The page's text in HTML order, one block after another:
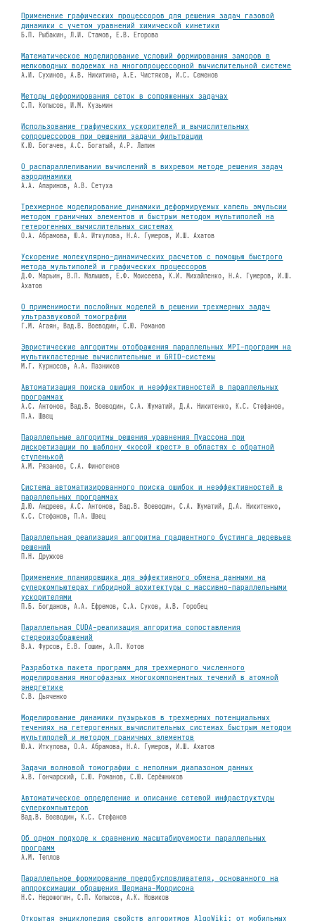
Применение графических процессоров для решения задач газовой
динамики с учетом уравнений химической кинетики
Б.П. Рыбакин, Л.И. Стамов, Е.В. Егорова
Математическое моделирование условий формирования заморов в
мелководных водоемах на многопроцессорной вычислительной системе
А.И. Сухинов, А.В. Никитина, А.Е. Чистяков, И.С. Семенов
Методы деформирования сеток в сопряженных задачах
C.П. Копысов, И.М. Кузьмин
Использование графических ускорителей и вычислительных
сопроцессоров при решении задачи фильтрации
К.Ю. Богачев, А.С. Богатый, А.Р. Лапин
О распараллеливании вычислений в вихревом методе решения задач
аэродинамики
А.А. Апаринов, А.В. Сетуха
Трехмерное моделирование динамики деформируемых капель эмульсии
методом граничных элементов и быстрым методом мультиполей на
гетерогенных вычислительных системах
О.А. Абрамова, Ю.А. Иткулова, Н.А. Гумеров, И.Ш. Ахатов
Ускорение молекулярно-динамических расчетов с помощью быстрого
метода мультиполей и графических процессоров
Д.Ф. Марьин, В.Л. Малышев, Е.Ф. Моисеева, К.И. Михайленко, Н.А. Гумеров, И.Ш.
Ахатов
О применимости послойных моделей в решении трехмерных задач
ультразвуковой томографии
Г.М. Агаян, Вад.В. Воеводин, С.Ю. Романов
Эвристические алгоритмы отображения параллельных MPI-программ на
мультикластерные вычислительные и GRID-системы
М.Г. Курносов, А.А. Пазников
Автоматизация поиска ошибок и неэффективностей в параллельных
программах
А.С. Антонов, Вад.В. Воеводин, С.А. Жуматий, Д.А. Никитенко, К.С. Стефанов,
П.А. Швец
Параллельные алгоритмы решения уравнения Пуассона при
дискретизации по шаблону «косой крест» в областях с обратной
ступенькой
А.М. Рязанов, С.А. Финогенов
Система автоматизированного поиска ошибок и неэффективностей в
параллельных программах
Д.Ю. Андреев, А.С. Антонов, Вад.В. Воеводин, С.А. Жуматий, Д.А. Никитенко,
К.С. Стефанов, П.А. Швец
Параллельная реализация алгоритма градиентного бустинга деревьев
решений
П.Н. Дружков
Применение планировщика для эффективного обмена данными на
суперкомпьютерах гибридной архитектуры с массивно-параллельными
ускорителями
П.Б. Богданов, А.А. Ефремов, С.А. Суков, А.В. Горобец
Параллельная CUDA-реализация алгоритма сопоставления
стереоизображений
В.А. Фурсов, Е.В. Гошин, А.П. Котов
Разработка пакета программ для трехмерного численного
моделирования многофазных многокомпонентных течений в атомной
энергетике
С.В. Дьяченко
Моделирование динамики пузырьков в трехмерных потенциальных
течениях на гетерогенных вычислительных системах быстрым методом
мультиполей и методом граничных элементов
Ю.А. Иткулова, О.А. Абрамова, Н.А. Гумеров, И.Ш. Ахатов
Задачи волновой томографии с неполным диапазоном данных
А.В. Гончарский, С.Ю. Романов, С.Ю. Серёжников
Автоматическое определение и описание сетевой инфраструктуры
суперкомпьютеров
Вад.В. Воеводин, К.С. Стефанов
Об одном подходе к сравнению масштабируемости параллельных
программ
А.М. Теплов
Параллельное формирование предобусловливателя, основанного на
аппроксимации обращения Шермана-Моррисона
Н.С. Недожогин, C.П. Копысов, А.К. Новиков
Открытая энциклопедия свойств алгоритмов AlgoWiki: от мобильных